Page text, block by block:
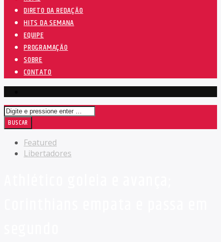
DIRETO DA REDAÇÃO
HITS DA SEMANA
EQUIPE
PROGRAMAÇÃO
SOBRE
CONTATO
Featured
Libertadores